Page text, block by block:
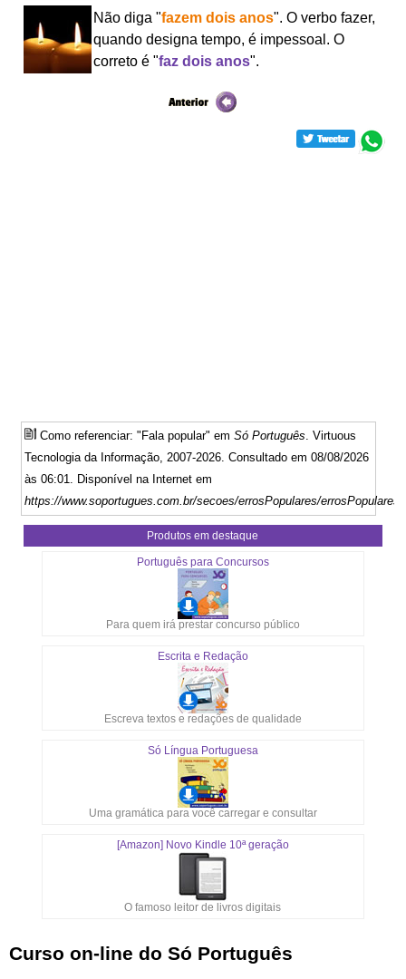
Não diga "fazem dois anos". O verbo fazer,
quando designa tempo, é impessoal. O
correto é "faz dois anos".
Como referenciar: "Fala popular" emSó Português. Virtuous
Tecnologia da Informação, 2007-2026. Consultado em 08/08/2026
às 06:01. Disponível na Internet em
https://www.soportugues.com.br/secoes/errosPopulares/
Produtos em destaque
Português para Concursos
Para quem irá prestar concurso público
Escrita e Redação
Escreva textos e redações de qualidade
Só Língua Portuguesa
Uma gramática para você carregar e consultar
[Amazon] Novo Kindle 10ª geração
O famoso leitor de livros digitais
Curso on-line do Só Português